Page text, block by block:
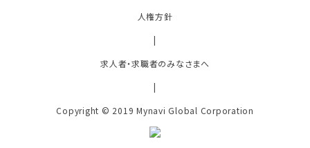
人権方針
|
求人者・求職者のみなさまへ
|
Copyright © 2019 Mynavi Global Corporation